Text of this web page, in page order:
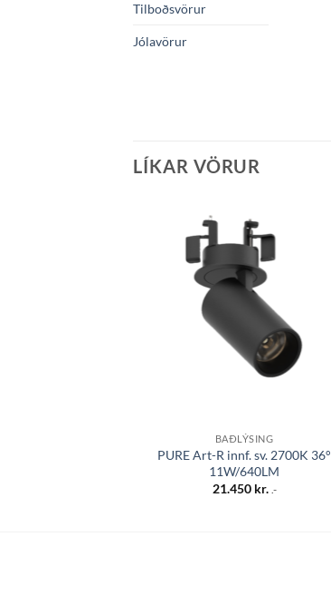
Tilboðsvörur
Jólavörur
LÍKAR VÖRUR
BAÐLÝSING
PURE Art-R innf. sv. 2700K 36°
11W/640LM
21.450 kr. .-